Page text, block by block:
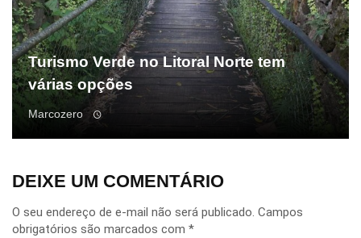
Turismo Verde no Litoral Norte tem
várias opções
Marcozero
DEIXE UM COMENTÁRIO
O seu endereço de e-mail não será publicado. Campos
obrigatórios são marcados com *